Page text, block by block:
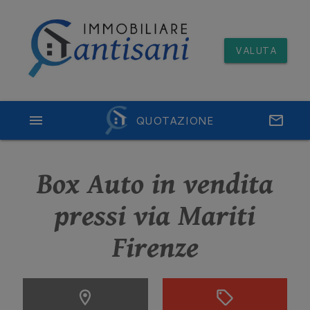
VALUTA
QUOTAZIONE email
menu
Box Auto in vendita
pressi via Mariti
Firenze
location_on sell